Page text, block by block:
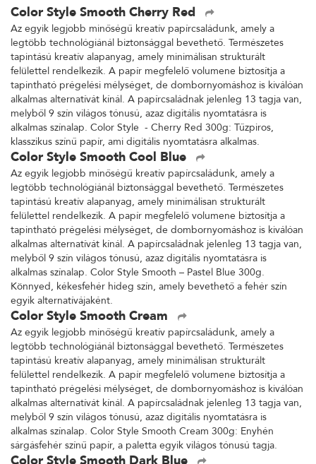
Color Style Smooth Cherry Red
Az egyik legjobb minőségű kreatív papírcsaládunk, amely a
legtöbb technológiánál biztonsággal bevethető. Természetes
tapintású kreatív alapanyag, amely minimálisan strukturált
felülettel rendelkezik. A papír megfelelő volumene biztosítja a
tapintható prégelési mélységet, de dombornyomáshoz is kiválóan
alkalmas alternatívát kínál. A papírcsaládnak jelenleg 13 tagja van,
melyből 9 szín világos tónusú, azaz digitális nyomtatásra is
alkalmas színalap. Color Style - Cherry Red 300g: Tűzpiros,
klasszikus színű papír, ami digitális nyomtatásra alkalmas.
Color Style Smooth Cool Blue
Az egyik legjobb minőségű kreatív papírcsaládunk, amely a
legtöbb technológiánál biztonsággal bevethető. Természetes
tapintású kreatív alapanyag, amely minimálisan strukturált
felülettel rendelkezik. A papír megfelelő volumene biztosítja a
tapintható prégelési mélységet, de dombornyomáshoz is kiválóan
alkalmas alternatívát kínál. A papírcsaládnak jelenleg 13 tagja van,
melyből 9 szín világos tónusú, azaz digitális nyomtatásra is
alkalmas színalap. Color Style Smooth – Pastel Blue 300g.
Könnyed, kékesfehér hideg szín, amely bevethető a fehér szín
egyik alternatívájaként.
Color Style Smooth Cream
Az egyik legjobb minőségű kreatív papírcsaládunk, amely a
legtöbb technológiánál biztonsággal bevethető. Természetes
tapintású kreatív alapanyag, amely minimálisan strukturált
felülettel rendelkezik. A papír megfelelő volumene biztosítja a
tapintható prégelési mélységet, de dombornyomáshoz is kiválóan
alkalmas alternatívát kínál. A papírcsaládnak jelenleg 13 tagja van,
melyből 9 szín világos tónusú, azaz digitális nyomtatásra is
alkalmas színalap. Color Style Smooth Cream 300g: Enyhén
sárgásfehér színű papír, a paletta egyik világos tónusú tagja.